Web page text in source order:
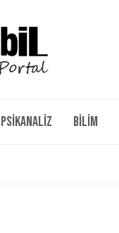
Psikanaliz Bilim